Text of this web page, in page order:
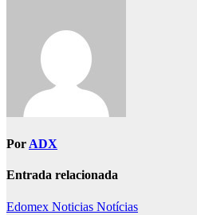
Por ADX
Entrada relacionada
Edomex Noticias Notícias